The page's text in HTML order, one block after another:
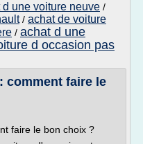
une voiture neuve /
/ achat de voiture
/ achat d une
d occasion pas
comment faire le
faire le bon choix ?